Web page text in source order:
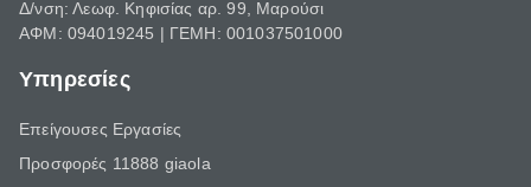
Δ/νση: Λεωφ. Κηφισίας αρ. 99, Μαρούσι
ΑΦΜ: 094019245 | ΓΕΜΗ: 001037501000
Υπηρεσίες
Επείγουσες Εργασίες
Προσφορές 11888 giaola